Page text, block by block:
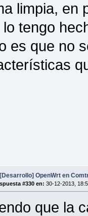
limpia, en
lo tengo
es que no
OpenWrt en
#330 en: 30-12-2013,
que la